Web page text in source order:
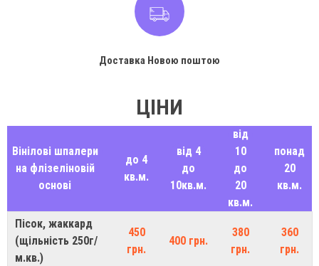
Доставка Новою поштою
ЦІНИ
Вінілові шпалери
на флізеліновій
основі
до 4
кв.м.
від 4
до
10кв.м.
від
10
до
20
кв.м.
понад
20
кв.м.
Пісок, жаккард
(щільність 250г/
м.кв.)
450
грн.
400 грн.
380
грн.
360
грн.